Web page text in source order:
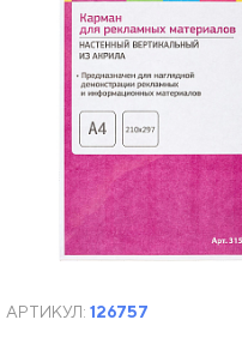
АРТИКУЛ: 126757